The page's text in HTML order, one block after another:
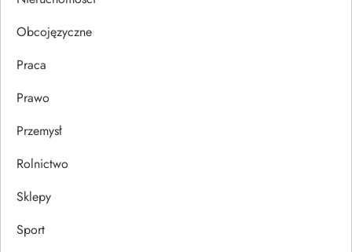
u
Obcojęzyczne
Praca
Prawo
Przemysł
Rolnictwo
Sklepy
Sport